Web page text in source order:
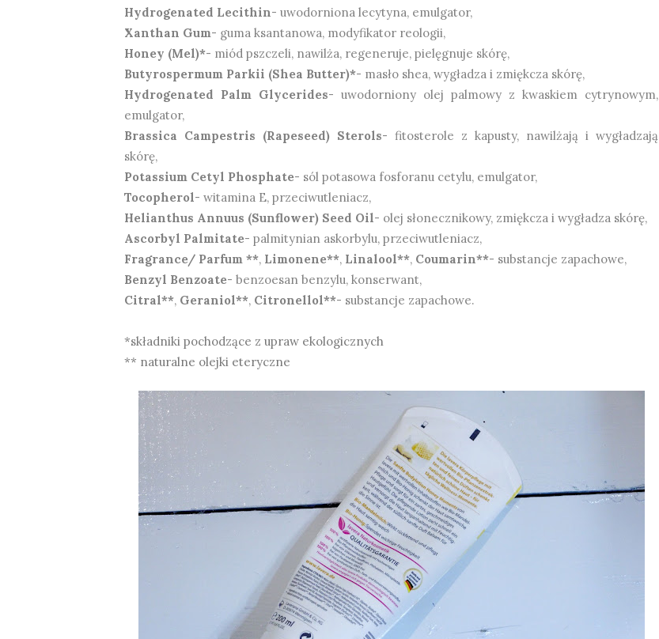
Hydrogenated Lecithin- uwodorniona lecytyna, emulgator,
Xanthan Gum- guma ksantanowa, modyfikator reologii,
Honey (Mel)*- miód pszczeli, nawilża, regeneruje, pielęgnuje skórę,
Butyrospermum Parkii (Shea Butter)*- masło shea, wygładza i zmiękcza skórę,
Hydrogenated Palm Glycerides- uwodorniony olej palmowy z kwaskiem cytrynowym,
emulgator,
Brassica Campestris (Rapeseed) Sterols- fitosterole z kapusty, nawilżają i wygładzają
skórę,
Potassium Cetyl Phosphate- sól potasowa fosforanu cetylu, emulgator,
Tocopherol- witamina E, przeciwutleniacz,
Helianthus Annuus (Sunflower) Seed Oil- olej słonecznikowy, zmiękcza i wygładza skórę,
Ascorbyl Palmitate- palmitynian askorbylu, przeciwutleniacz,
Fragrance/ Parfum **, Limonene**, Linalool**, Coumarin**- substancje zapachowe,
Benzyl Benzoate- benzoesan benzylu, konserwant,
Citral**, Geraniol**, Citronellol**- substancje zapachowe.
*składniki pochodzące z upraw ekologicznych
** naturalne olejki eteryczne